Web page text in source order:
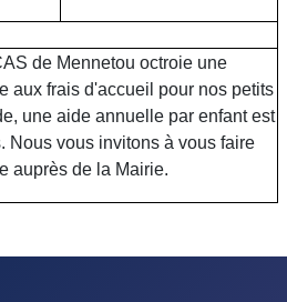
de Mennetou octroie une
aux frais d'accueil pour nos petits
une aide annuelle par enfant est
Nous vous invitons à vous faire
auprès de la Mairie.